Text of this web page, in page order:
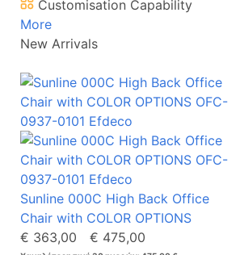
Customisation Capability
More
New Arrivals
Sunline 000C High Back Office
Chair with COLOR OPTIONS
€ 363,00
€ 475,00